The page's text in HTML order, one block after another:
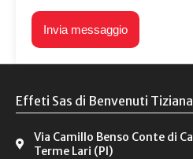
Effeti Sas di Benvenuti Tiziana
Via Camillo Benso Conte di
Terme Lari (PI)